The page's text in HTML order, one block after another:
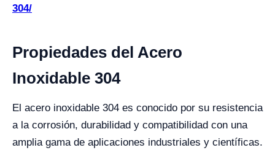
304/
Propiedades del Acero
Inoxidable 304
El acero inoxidable 304 es conocido por su resistencia
a la corrosión, durabilidad y compatibilidad con una
amplia gama de aplicaciones industriales y científicas.